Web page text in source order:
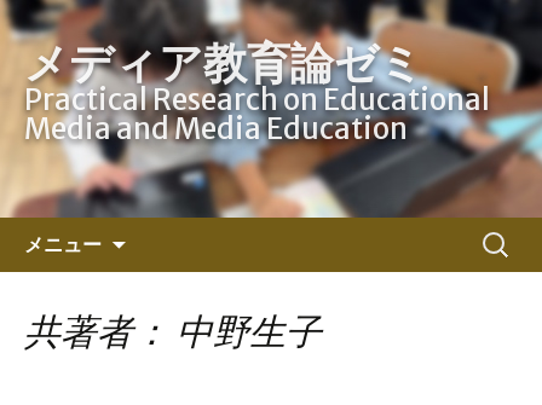
メディア教育論ゼミ
Practical Research on Educational
Media and Media Education
メニュー
ン
ツ
検
索:
共著者： 中野生子